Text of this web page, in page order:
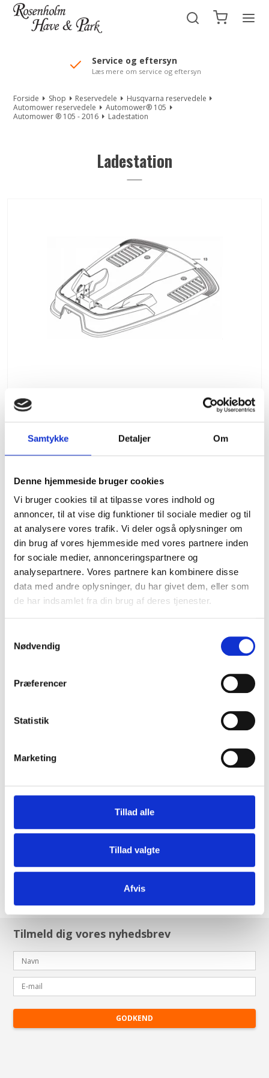
Samtykke Detaljer Om
Denne hjemmeside bruger cookies
Vi bruger cookies til at tilpasse vores indhold og
annoncer, til at vise dig funktioner til sociale medier og til
at analysere vores trafik. Vi deler også oplysninger om
din brug af vores hjemmeside med vores partnere inden
for sociale medier, annonceringspartnere og
analysepartnere. Vores partnere kan kombinere disse
data med andre oplysninger, du har givet dem, eller som
de har indsamlet fra din brug af deres tjenester.
Nødvendig
Præferencer
Statistik
Marketing
Tillad alle
Tillad valgte
Afvis
//Mailchimp autofill selected "Pakke"
Service og eftersyn
Læs mere om service og eftersyn
Forside Shop Reservedele
Husqvarna reservedele
Automower reservedele
Automower® 105
Automower ® 105 - 2016
Ladestation
Ladestation
Ladeplade
795,00 DKK
(inkl. moms)
VIS PRODUKT
Ladestations komplet
2.200,00 DKK
VIS PRODUKT
Tilmeld dig vores nyhedsbrev
GODKEND